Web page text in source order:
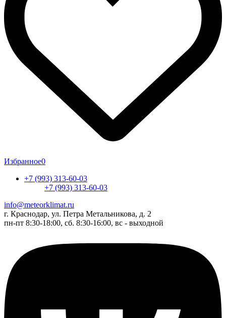
Избранное0
+7 (993) 313-60-03
+7 (993) 313-60-03
info@meteorklimat.ru
г. Краснодар, ул. Петра Метальникова, д. 2
пн-пт 8:30-18:00, сб. 8:30-16:00, вс - выходной